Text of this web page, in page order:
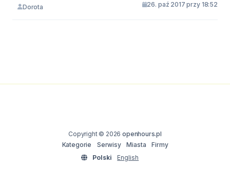
Dorota 26. paź 2017 przy 18:52
Copyright © 2026openhours.pl
Kategorie
Serwisy Miasta
Firmy
Polski
English